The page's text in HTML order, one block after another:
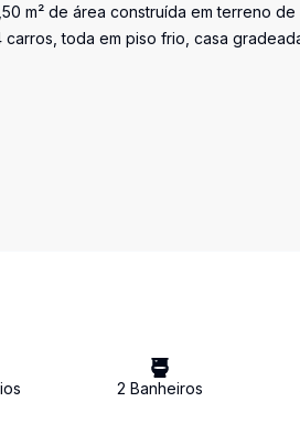
m² de área construída em terreno de
toda em piso frio, casa
s 2 Banheiros